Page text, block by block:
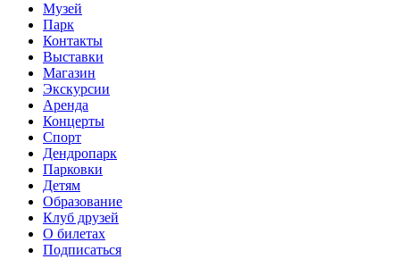
Музей
Парк
Контакты
Выставки
Магазин
Экскурсии
Аренда
Концерты
Спорт
Дендропарк
Парковки
Детям
Образование
Клуб друзей
О билетах
Подписаться